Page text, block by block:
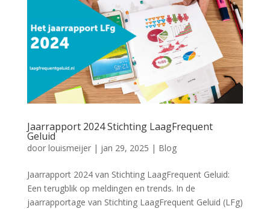
Jaarrapport 2024 Stichting LaagFrequent
Geluid
door louismeijer| jan 29, 2025 | Blog
Jaarrapport 2024 van Stichting LaagFrequent Geluid:
Een terugblik op meldingen en trends. In de
jaarrapportage van Stichting LaagFrequent Geluid (LFg)